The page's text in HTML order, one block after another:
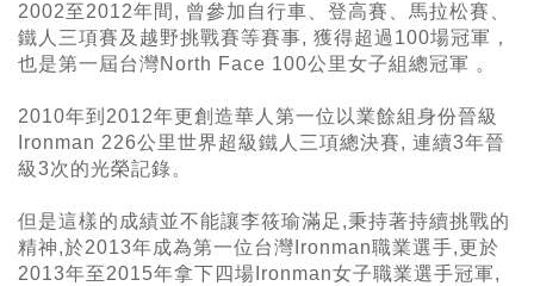
2002至2012年間, 曾參加自行車、登高賽、馬拉松賽、
鐵人三項賽及越野挑戰賽等賽事, 獲得超過100場冠軍，
也是第一屆台灣North Face 100公里女子組總冠軍 。
2010年到2012年更創造華人第一位以業餘組身份晉級
Ironman 226公里世界超級鐵人三項總決賽, 連續3年晉
級3次的光榮記錄。
但是這樣的成績並不能讓李筱瑜滿足,秉持著持續挑戰的
精神,於2013年成為第一位台灣Ironman職業選手,更於
2013年至2015年拿下四場Ironman女子職業選手冠軍,